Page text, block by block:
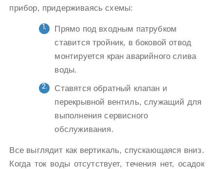
прибор, придерживаясь схемы:
Прямо под входным патрубком
ставится тройник, в боковой отвод
монтируется кран аварийного слива
воды.
Ставятся обратный клапан и
перекрывной вентиль, служащий для
выполнения сервисного
обслуживания.
Все выглядит как вертикаль, спускающаяся вниз.
Когда ток воды отсутствует, течения нет, осадок